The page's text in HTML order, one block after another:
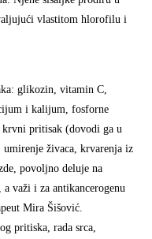
vlastitom hlorofilu i
glikozin, vitamin C,
i kalijum, fosforne
krvni pritisak (dovodi ga u
živaca, krvarenja iz
povoljno deluje na
važi i za antikancerogenu
Mira Šišović.
pritiska, rada srca,